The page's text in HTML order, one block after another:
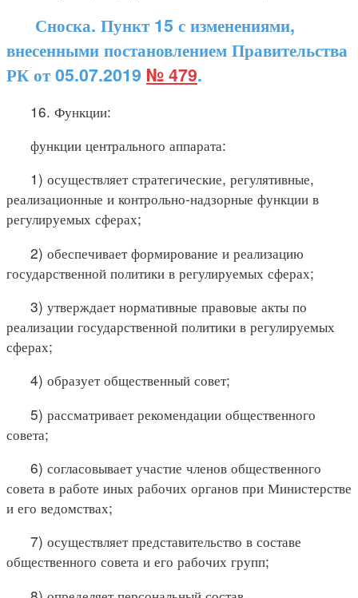
Сноска. Пункт 15 с изменениями,
внесенными постановлением Правительства
РК от 05.07.2019 № 479.
16. Функции:
функции центрального аппарата:
1) осуществляет стратегические, регулятивные,
реализационные и контрольно-надзорные функции в
регулируемых сферах;
2) обеспечивает формирование и реализацию
государственной политики в регулируемых сферах;
3) утверждает нормативные правовые акты по
реализации государственной политики в регулируемых
сферах;
4) образует общественный совет;
5) рассматривает рекомендации общественного
совета;
6) согласовывает участие членов общественного
совета в работе иных рабочих органов при Министерстве
и его ведомствах;
7) осуществляет представительство в составе
общественного совета и его рабочих групп;